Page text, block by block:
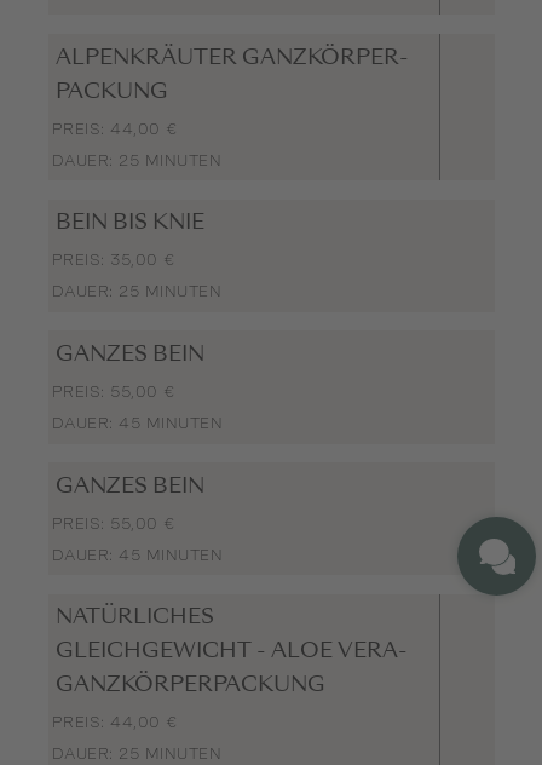
ALPENKRÄUTER GANZKÖRPER-
PACKUNG
PREIS: 44,00 €
DAUER: 25 MINUTEN
BEIN BIS KNIE
PREIS: 35,00 €
DAUER: 25 MINUTEN
GANZES BEIN
PREIS: 55,00 €
DAUER: 45 MINUTEN
GANZES BEIN
PREIS: 55,00 €
DAUER: 45 MINUTEN
NATÜRLICHES
GLEICHGEWICHT - ALOE VERA-
GANZKÖRPERPACKUNG
PREIS: 44,00 €
DAUER: 25 MINUTEN